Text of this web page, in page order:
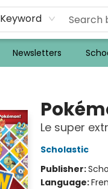
Keyword
Newsletters
Le super
Scholastic
Publisher:
Language: